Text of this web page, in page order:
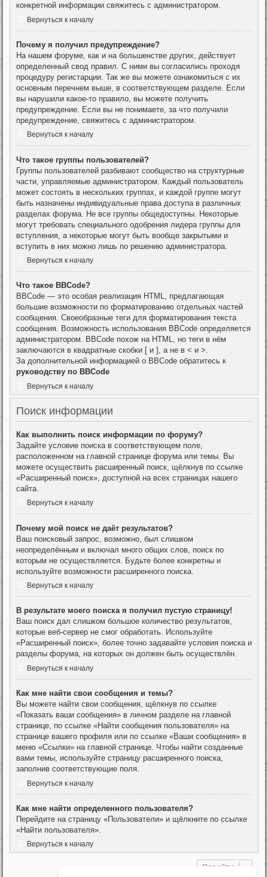
конкретной информации свяжитесь с администратором.
Вернуться к началу
Почему я получил предупреждение?
На нашем форуме, как и на большенстве других, действует
определенный свод правил. С ними вы согласились проходя
процедуру регистарции. Так же вы можете ознакомиться с их
основным перечнем выше, в соответствующем разделе. Если
вы нарушили какое-то правило, вы можете получить
предупреждение. Если вы не понимаете, за что получили
предупреждение, свяжитесь с администратором.
Вернуться к началу
Что такое группы пользователей?
Группы пользователей разбивают сообщество на структурные
части, управляемые администратором. Каждый пользователь
может состоять в нескольких группах, и каждой группе могут
быть назначены индивидуальные права доступа в различных
разделах форума. Не все группы общедоступны. Некоторые
могут требовать специального одобрения лидера группы для
вступления, а некоторые могут быть вообще закрытыми и
вступить в них можно лишь по решению администратора.
Вернуться к началу
Что такое BBCode?
BBCode — это особая реализация HTML, предлагающая
большие возможности по форматированию отдельных частей
сообщения. Своеобразные теги для форматирования текста
сообщения. Возможность использования BBCode определяется
администратором. BBCode похож на HTML, но теги в нём
заключаются в квадратные скобки [ и ], а не в < и >.
За дополнительной информацией о BBCode обратитесь к
руководству по BBCode
Вернуться к началу
Поиск информации
Как выполнить поиск информации по форуму?
Задайте условие поиска в соответствующем поле,
расположенном на главной странице форума или темы. Вы
можете осуществить расширенный поиск, щёлкнув по ссылке
«Расширенный поиск», доступной на всех страницах нашего
сайта.
Вернуться к началу
Почему мой поиск не даёт результатов?
Ваш поисковый запрос, возможно, был слишком
неопределённым и включал много общих слов, поиск по
которым не осуществляется. Будьте более конкретны и
используйте возможности расширенного поиска.
Вернуться к началу
В результате моего поиска я получил пустую страницу!
Ваш поиск дал слишком большое количество результатов,
которые веб-сервер не смог обработать. Используйте
«Расширенный поиск», более точно задавайте условия поиска и
разделы форума, на которых он должен быть осуществлён.
Вернуться к началу
Как мне найти свои сообщения и темы?
Вы можете найти свои сообщения, щёлкнув по ссылке
«Показать ваши сообщения» в личном разделе на главной
странице, по ссылке «Найти сообщения пользователя» на
странице вашего профиля или по ссылке «Ваши сообщения» в
меню «Ссылки» на главной странице. Чтобы найти созданные
вами темы, используйте страницу расширенного поиска,
заполнив соответствующие поля.
Вернуться к началу
Как мне найти определенного пользователя?
Перейдите на страницу «Пользователи» и щёлкните по ссылке
«Найти пользователя».
Вернуться к началу
Перейти